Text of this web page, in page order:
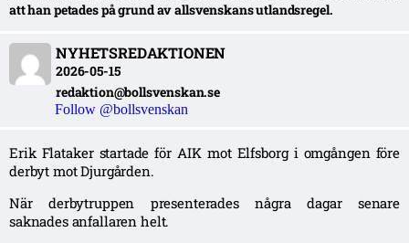
att han petades på grund av allsvenskans utlandsregel.
NYHETSREDAKTIONEN
2026-05-15
redaktion@bollsvenskan.se
Follow @bollsvenskan
Erik Flataker startade för AIK mot Elfsborg i omgången före
derbyt mot Djurgården.
När derbytruppen presenterades några dagar senare
saknades anfallaren helt.